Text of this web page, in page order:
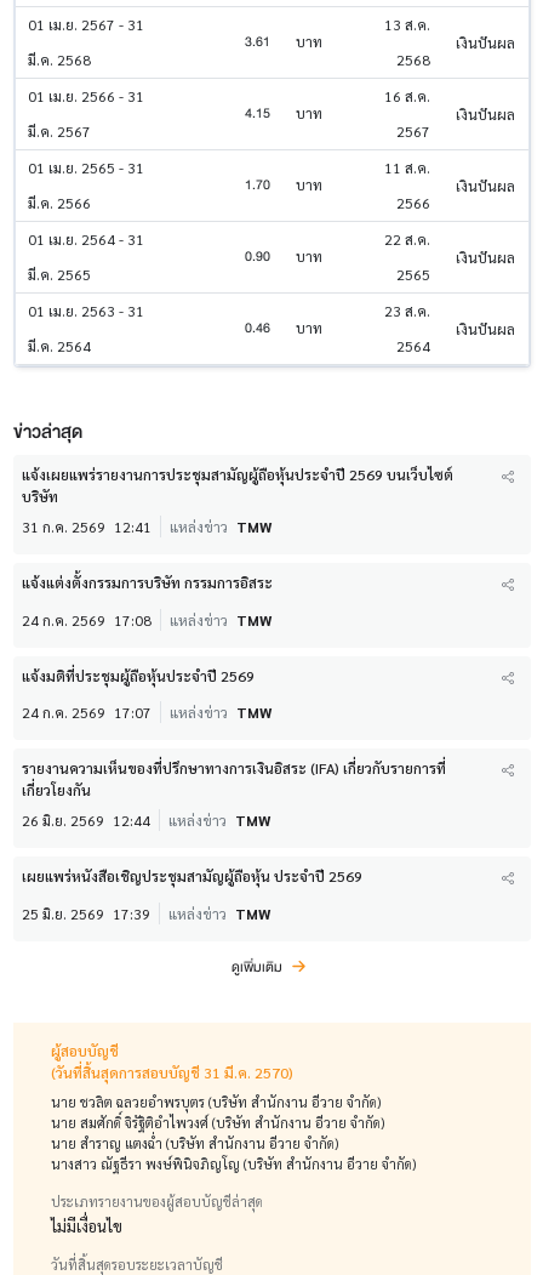
01 เม.ย. 2567 - 31
มี.ค. 2568
3.61 บาท
13 ส.ค.
2568
เงินปันผล
01 เม.ย. 2566 - 31
มี.ค. 2567
4.15 บาท
16 ส.ค.
2567
เงินปันผล
01 เม.ย. 2565 - 31
มี.ค. 2566
1.70 บาท
11 ส.ค.
2566
เงินปันผล
01 เม.ย. 2564 - 31
มี.ค. 2565
0.90 บาท
22 ส.ค.
2565
เงินปันผล
01 เม.ย. 2563 - 31
มี.ค. 2564
0.46 บาท
23 ส.ค.
2564
เงินปันผล
ข่าวล่าสุด
แจ้งเผยแพร่รายงานการประชุมสามัญผู้ถือหุ้นประจำปี 2569 บนเว็บไซต์
บริษัท
31 ก.ค. 2569 12:41 แหล่งข่าว TMW
แจ้งแต่งตั้งกรรมการบริษัท กรรมการอิสระ
24 ก.ค. 2569 17:08 แหล่งข่าว TMW
แจ้งมติที่ประชุมผู้ถือหุ้นประจำปี 2569
24 ก.ค. 2569 17:07 แหล่งข่าว TMW
รายงานความเห็นของที่ปรึกษาทางการเงินอิสระ (IFA) เกี่ยวกับรายการที่
เกี่ยวโยงกัน
26 มิ.ย. 2569 12:44 แหล่งข่าว TMW
เผยแพร่หนังสือเชิญประชุมสามัญผู้ถือหุ้น ประจำปี 2569
25 มิ.ย. 2569 17:39 แหล่งข่าว TMW
ดูเพิ่มเติม
ผู้สอบบัญชี
(วันที่สิ้นสุดการสอบบัญชี 31 มี.ค. 2570)
นาย ชวลิต ฉลวยอำพรบุตร (บริษัท สำนักงาน อีวาย จำกัด)
นาย สมศักดิ์ จิรัฐิติอำไพวงศ์ (บริษัท สำนักงาน อีวาย จำกัด)
นาย สำราญ แตงฉ่ำ (บริษัท สำนักงาน อีวาย จำกัด)
นางสาว ณัฐธีรา พงษ์พินิจภิญโญ (บริษัท สำนักงาน อีวาย จำกัด)
ประเภทรายงานของผู้สอบบัญชีล่าสุด
ไม่มีเงื่อนไข
วันที่สิ้นสุดรอบระยะเวลาบัญชี